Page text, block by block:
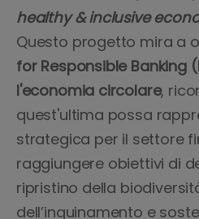
healthy & inclusive
Questo progetto mira a
for Responsible Banking
l'economia circolare,
quest'ultima possa
strategica per il settore
raggiungere obiettivi di
ripristino della
dell’inquinamento e